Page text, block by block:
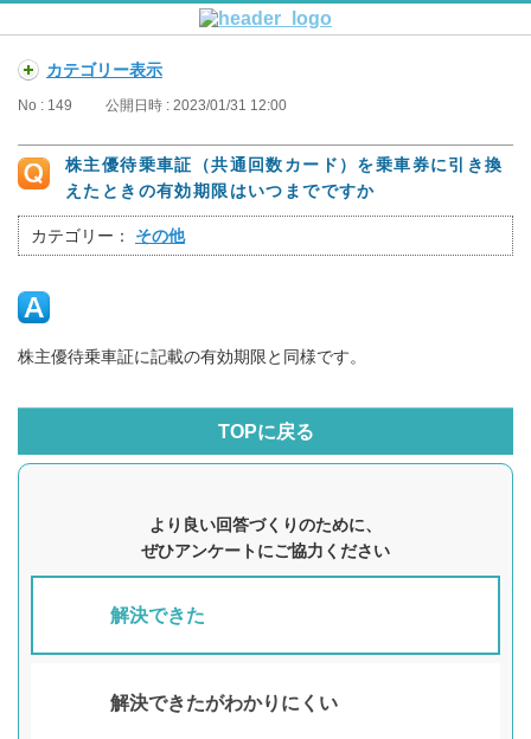
カテゴリー表示
No : 149 公開日時 : 2023/01/31 12:00
株主優待乗車証（共通回数カード）を乗車券に引き換
えたときの有効期限はいつまでですか
カテゴリー： その他
株主優待乗車証に記載の有効期限と同様です。
TOPに戻る
より良い回答づくりのために、
ぜひアンケートにご協力ください
解決できた
解決できたがわかりにくい